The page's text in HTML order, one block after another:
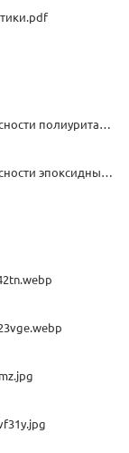
Сертификат пожарной безопасности полиуритановые полы.jpg
Сертификат пожарной безопасности эпоксидные полы.jpg